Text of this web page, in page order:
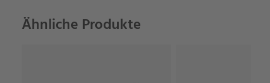
Ähnliche Produkte